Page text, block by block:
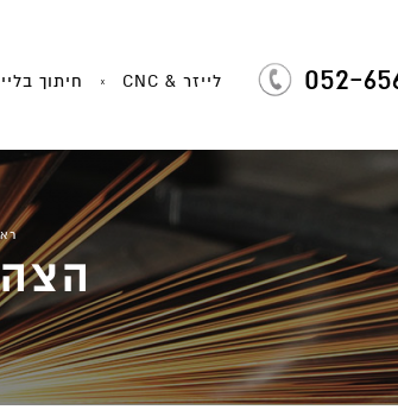
052- לייזר & CNC חיתוך